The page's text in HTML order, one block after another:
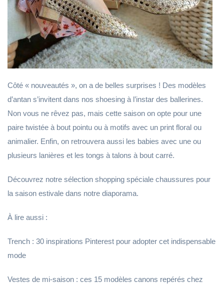
Côté « nouveautés », on a de belles surprises ! Des modèles
d’antan s’invitent dans nos shoesing à l’instar des ballerines.
Non vous ne rêvez pas, mais cette saison on opte pour une
paire twistée à bout pointu ou à motifs avec un print floral ou
animalier. Enfin, on retrouvera aussi les babies avec une ou
plusieurs lanières et les tongs à talons à bout carré.
Découvrez notre sélection shopping spéciale chaussures pour
la saison estivale dans notre diaporama.
À lire aussi :
Trench : 30 inspirations Pinterest pour adopter cet indispensable
mode
Vestes de mi-saison : ces 15 modèles canons repérés chez